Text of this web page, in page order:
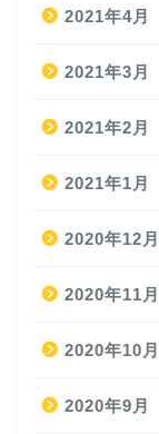
2021年4月
2021年3月
2021年2月
2021年1月
2020年12月
2020年11月
2020年10月
2020年9月